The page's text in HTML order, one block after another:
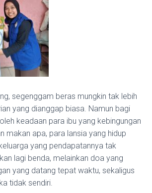
segenggam beras mungkin tak lebih
yang dianggap biasa. Namun bagi
keadaan para ibu yang kebingungan
makan apa, para lansia yang hidup
yang pendapatannya tak
lagi benda, melainkan doa yang
yang datang tepat waktu, sekaligus
tidak sendiri.